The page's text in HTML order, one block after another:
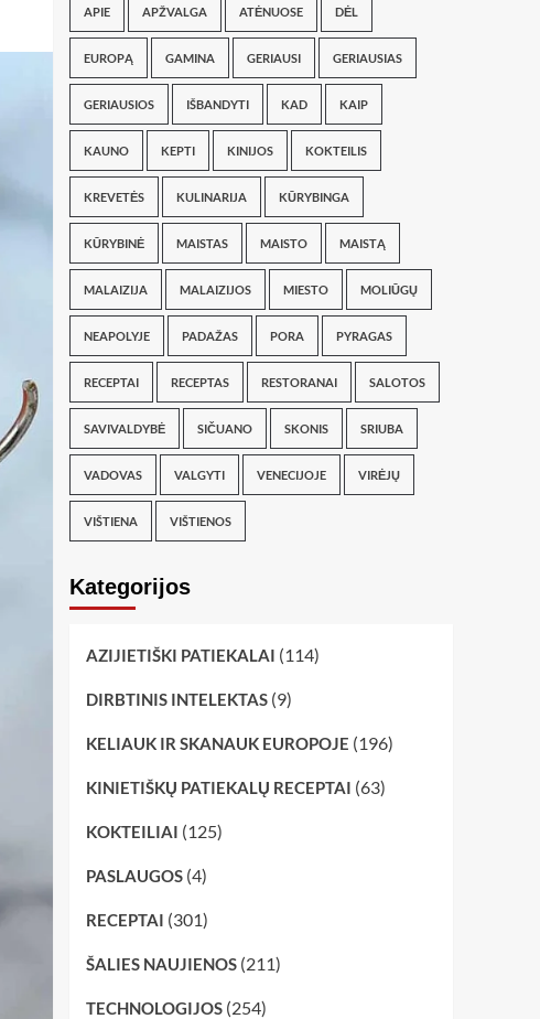
APIE APŽVALGA ATĖNUOSE DĖL
EUROPĄ GAMINA GERIAUSI GERIAUSIAS
GERIAUSIOS IŠBANDYTI KAD KAIP
KAUNO KEPTI KINIJOS KOKTEILIS
KREVETĖS KULINARIJA KŪRYBINGA
KŪRYBINĖ MAISTAS MAISTO MAISTĄ
MALAIZIJA MALAIZIJOS MIESTO MOLIŪGŲ
NEAPOLYJE PADAŽAS PORA PYRAGAS
RECEPTAI RECEPTAS RESTORANAI SALOTOS
SAVIVALDYBĖ SIČUANO SKONIS SRIUBA
VADOVAS VALGYTI VENECIJOJE VIRĖJŲ
VIŠTIENA VIŠTIENOS
Kategorijos
AZIJIETIŠKI PATIEKALAI (114)
DIRBTINIS INTELEKTAS(9)
KELIAUK IR SKANAUK EUROPOJE (196)
KINIETIŠKŲ PATIEKALŲ RECEPTAI (63)
KOKTEILIAI (125)
PASLAUGOS(4)
RECEPTAI (301)
ŠALIES NAUJIENOS(211)
TECHNOLOGIJOS(254)